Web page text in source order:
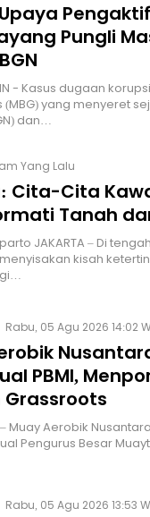
Pungli
- Kasus dugaan
yang menyeret
dan…
Yang Lalu
Cita-Cita
Tanah
JAKARTA – Di
kisah
Rabu, 05 Agu 2026 14:02
PBMI,
Grassroots
– Muay Aerobik
Pengurus Besar
Rabu, 05 Agu 2026 13:53